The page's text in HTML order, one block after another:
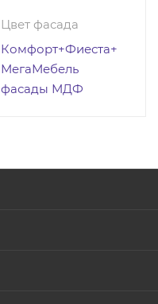
Цвет фасада
Комфорт+Фиеста+
МегаМебель
фасады МДФ